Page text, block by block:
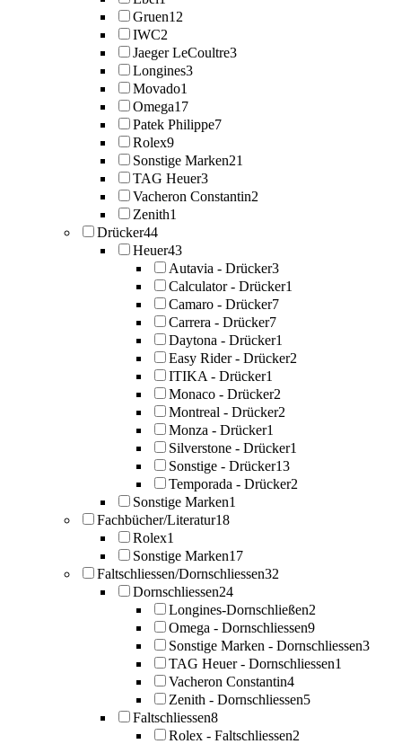
Gruen12
IWC2
Jaeger LeCoultre3
Longines3
Movado1
Omega17
Patek Philippe7
Rolex9
Sonstige Marken21
TAG Heuer3
Vacheron Constantin2
Zenith1
Drücker44
Heuer43
Autavia - Drücker3
Calculator - Drücker1
Camaro - Drücker7
Carrera - Drücker7
Daytona - Drücker1
Easy Rider - Drücker2
ITIKA - Drücker1
Monaco - Drücker2
Montreal - Drücker2
Monza - Drücker1
Silverstone - Drücker1
Sonstige - Drücker13
Temporada - Drücker2
Sonstige Marken1
Fachbücher/Literatur18
Rolex1
Sonstige Marken17
Faltschliessen/Dornschliessen32
Dornschliessen24
Longines-Dornschließen2
Omega - Dornschliessen9
Sonstige Marken - Dornschliessen3
TAG Heuer - Dornschliessen1
Vacheron Constantin4
Zenith - Dornschliessen5
Faltschliessen8
Rolex - Faltschliessen2